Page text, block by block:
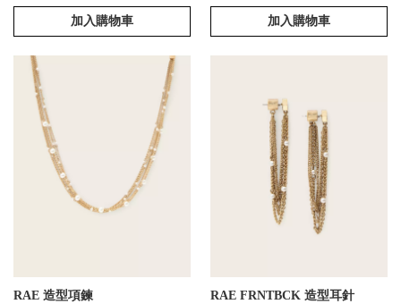
加入購物車 加入購物車
RAE 造型項鍊 RAE FRNTBCK 造型耳針